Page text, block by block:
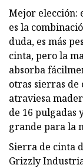
Mejor elección:
es la
duda, es más
cinta, pero la
absorba
otras sierras de
atraviesa
de 16 pulgadas
grande para la
Sierra de cinta
Grizzly